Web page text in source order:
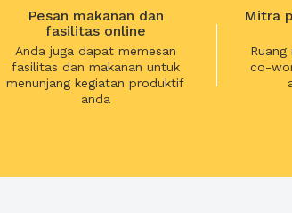
Pesan makanan dan
fasilitas online
Anda juga dapat memesan
fasilitas dan makanan untuk
menunjang kegiatan produktif
anda
Mitra
co-